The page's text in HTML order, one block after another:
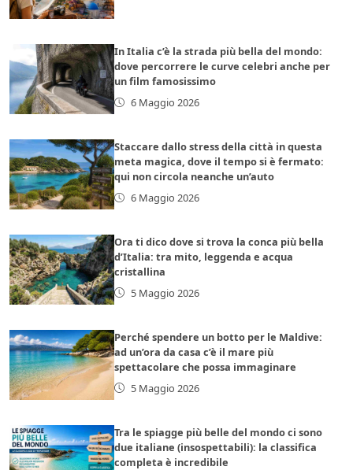
In Italia c’è la strada più bella del mondo:
dove percorrere le curve celebri anche per
un film famosissimo
6 Maggio 2026
Staccare dallo stress della città in questa
meta magica, dove il tempo si è fermato:
qui non circola neanche un’auto
6 Maggio 2026
Ora ti dico dove si trova la conca più bella
d’Italia: tra mito, leggenda e acqua
cristallina
5 Maggio 2026
Perché spendere un botto per le Maldive:
ad un’ora da casa c’è il mare più
spettacolare che possa immaginare
5 Maggio 2026
Tra le spiagge più belle del mondo ci sono
due italiane (insospettabili): la classifica
completa è incredibile